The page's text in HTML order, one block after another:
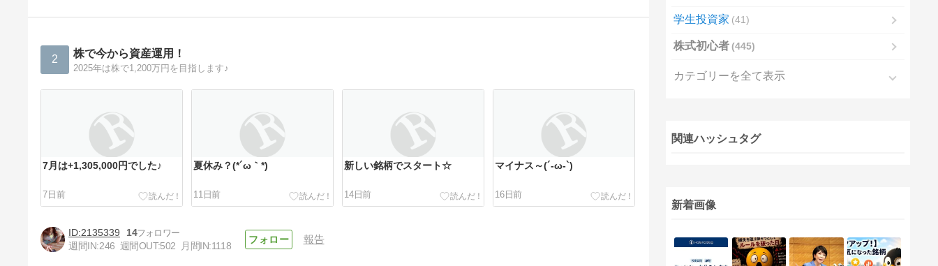
2 株で今から資産運用！
2025年は株で1,200万円を目指します♪
7月は+1,305,000円でした♪
7日前
夏休み？(*´ω｀*)
11日前
新しい銘柄でスタート☆
14日前
マイナス～(´-ω-`)
16日前
2135339
14
週間IN:246 週間OUT:502 月間IN:1118
報告
学生投資家 41
株式初心者 445
カテゴリーを全て表示
関連ハッシュタグ
新着画像